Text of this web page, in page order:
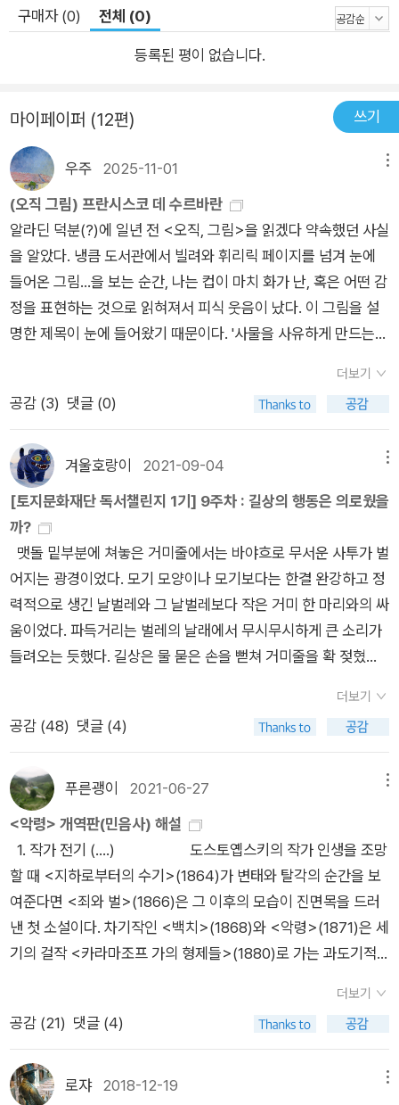
구매자 (0) 전체 (0)
등록된 평이 없습니다.
마이페이퍼 (12편) 쓰기
우주 2025-11-01
(오직 그림) 프란시스코 데 수르바란
알라딘 덕분(?)에 일년 전 <오직, 그림>을 읽겠다 약속했던 사실
을 알았다. 냉큼 도서관에서 빌려와 휘리릭 페이지를 넘겨 눈에
들어온 그림...을 보는 순간, 나는 컵이 마치 화가 난, 혹은 어떤 감
정을 표현하는 것으로 읽혀져서 피식 웃음이 났다. 이 그림을 설
명한 제목이 눈에 들어왔기 때문이다. '사물을 사유하게 만드는
랐다. 아니, 비로서 '희생양' 이란 그림을 그린 이유도 알겠다. 화
가의 신분이 수도였던 거다. 주제 사라마구의 <카인>을 읽으면
서 표지 작품이 궁금해서 당시에도 아마 화가 이름을 검색해 보게
되었고..그러다 르네 지라르의 <희생양>도 읽어 보겠노라.. 했던
것 같은데. 아직까지 르네선생의 <희생양>은 읽지 못하고 있다.
'컵 속의 물과 장미' 그림과 '하나님의 어린양'은 같은 화가의 그림
이란 생각을 하기 쉽지가 않다.그런데 굳이 컵 속..의 정물화를 그
린 화가의 신분이 수도사라는 설명 때문이 아니라, 그림에서 어떤
분위기가 느껴지는 건 분명하다. 저자의 설명대로라면 고요함,시
선의 깊이일텐데..나는 사물들의 개별성을 드러내는 느낌에 한표
를 주고 싶다. 아무리 봐도 컵의 표정에서 사람의 감정이 읽혀져
서... 이제 화가와 이 그림에 대한 해석을 들어 볼 차례다.'세비야
를 활동무대로 삼은 수도사이기도 했던 화가 프란시스코 데 수르
바란은 특히 종교화와 정물화로 명성을 얻었다. (..)카라바조의
결합된 조각적 형태를 명확하게 구현하고 있다. 그의 정물은 정지
된 사물 이상의 것으로서 마치 명상에 의해 존재의 신비를 꿰뚫는
것처럼 보인다(...)'/80쪽'컵에 담긴 깨끗한 물은 정화를, 레몬은
부활절을 장미는 성모마리아를 상징한다.이 그림은 마리아를 기
원하며 자신의 죄를 사하여달라는 뜻이다. 매우 고요하고 정적이
지만 우리의 모든 감각이 일깨워진다'/82쪽 설명대로라면 나는
완전한 오독을 했다. 변명하자면, 그림 속 정물들의 상징을 알 수
없고(종교인이라면 알았을까..) 내 눈에 그림 속 레몬도 보이지
은 건 결연한 느낌으로 전달 된 '컵의 표정' 일 뿐. 그런데 예술에
서 '사물' 이란 것이 기꺼이 오독으로 읽혀져도.,.읽혀질수 있다는
만 말이다.'이 그림은 사물에 대한 작가의 애정 어린 시선과 마음
더보기
공감 (3) 댓글 (0)
겨울호랑이 2021-09-04
[토지문화재단 독서챌린지 1기] 9주차 : 길상의 행동은 의로웠을
까?
맷돌 밑부분에 쳐놓은 거미줄에서는 바야흐로 무서운 사투가 벌
어지는 광경이었다. 모기 모양이나 모기보다는 한결 완강하고 정
력적으로 생긴 날벌레와 그 날벌레보다 작은 거미 한 마리와의 싸
움이었다. 파득거리는 벌레의 날래에서 무시무시하게 큰 소리가
들려오는 듯했다. 길상은 물 묻은 손을 뻗쳐 거미줄을 확 젖혔다.
벌레는 잡고 놓질 않는다. 두 개의 다리는 흡반이 달린 문어 다리
같았다. 순간적으로 견딜 수 없는 증오심에서 길상은 거미를 문들
어 죽이고 말았다. _ 박경리, <토지 5> , p336/670 토지 독서
챌린지. <토지 5>에서 서희와 그를 따르는 평사리 사람들은 용
정에 정착한다. 서희는 자신의 수완을 발휘해서 많은 재산을 쌓게
되었고, 다른 사람들도 점차 안정적으로 정착해간다. 서희와 함께
하는 길상 역시 집안일을 돌보며 하루하루를 보내는 일상이 본문
에서 펼쳐진다. <토지 5> 중 일부를 읽은 이번 주 독서에서는 길
상이 세수하면서 우연히 보게 된 거미와 날벌레의 싸움 장면에서
여러 생각을 하게 된다. 필사적으로 먹이를 놓치지 않으려는 거
미와 살기 위해 몸부림 치는 날벌레. 먹지 않으면 죽고 반대로 먹
히면 죽는 치열한 삶(生)의 현장을 길상은 그야말로 하늘(天)이
되어 지켜본다. 이 순간, 이 자리에서만큼은 길상이 하느님 또는
에는 다섯 의미가 있다. 첫째, 물질지천(物質之天) 즉 땅과 상대
적인 하늘이다. 둘째, 주재지천(主宰之天) 즉 소위 황천상제(皇
더보기
공감 (48) 댓글 (4)
푸른괭이 2021-06-27
<악령> 개역판(민음사) 해설
1. 작가 전기 (....) 도스토옙스키의 작가 인생을 조망
할 때 <지하로부터의 수기>(1864)가 변태와 탈각의 순간을 보
여준다면 <죄와 벌>(1866)은 그 이후의 모습이 진면목을 드러
낸 첫 소설이다. 차기작인 <백치>(1868)와 <악령>(1871)은 세
기의 걸작 <카라마조프 가의 형제들>(1880)로 가는 과도기적
다. <백치>의 기본 서사가 ‘열정-수난’이라면 <악령>은 정치적
인 맥락에서 시작된다. 2. 희화된 ‘소설-비극’ <악령> 1) 정치
소설로서의 <악령>: 허무주의 vs. 반(反)허무주의 <악령> ‘극
우-보수’ 작가인 도스토옙스키가 ‘예술’보다는 ‘이데올로기’라는
더보기
공감 (21) 댓글 (4)
로쟈2018-12-19